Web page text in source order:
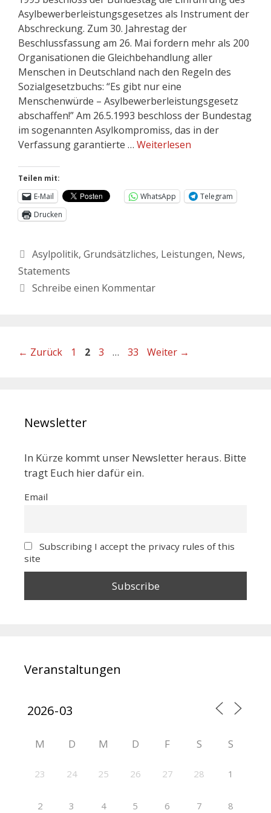
Asylbewerberleistungsgesetzes als Instrument der
Abschreckung. Zum 30. Jahrestag der
Beschlussfassung am 26. Mai fordern mehr als 200
Organisationen die Gleichbehandlung aller
Menschen in Deutschland nach den Regeln des
Sozialgesetzbuchs: “Es gibt nur eine
Menschenwürde – Asylbewerberleistungsgesetz
abschaffen!” Am 26.5.1993 beschloss der Bundestag
im sogenannten Asylkompromiss, das in der
Verfassung garantierte … Weiterlesen
Teilen mit:
E-Mail
WhatsApp
Telegram
Drucken
Asylpolitik, Grundsätzliches, Leistungen, News,
Statements
Schreibe einen Kommentar
← Zurück 1 2 3 … 33 Weiter →
Newsletter
In Kürze kommt unser Newsletter heraus. Bitte
tragt Euch hier dafür ein.
Email
Subscribing I accept the privacy rules of this
site
Veranstaltungen
M D M D F S S
23 24 25 26 27 28 1
2 3 4 5 6 7 8